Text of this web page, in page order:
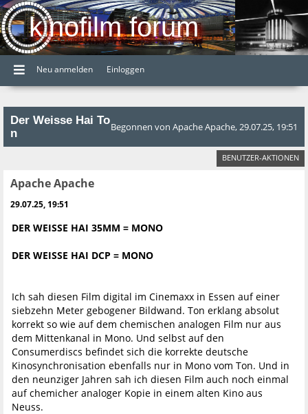
kinofilm forum
Neu anmelden Einloggen
Der Weisse Hai To
n
Begonnen von Apache Apache, 29.07.25, 19:51
BENUTZER-AKTIONEN
Apache Apache
29.07.25, 19:51
DER WEISSE HAI 35MM = MONO
DER WEISSE HAI DCP = MONO
Ich sah diesen Film digital im Cinemaxx in Essen auf einer
siebzehn Meter gebogener Bildwand. Ton erklang absolut
korrekt so wie auf dem chemischen analogen Film nur aus
dem Mittenkanal in Mono. Und selbst auf den
Consumerdiscs befindet sich die korrekte deutsche
Kinosynchronisation ebenfalls nur in Mono vom Ton. Und in
den neunziger Jahren sah ich diesen Film auch noch einmal
auf chemicher analoger Kopie in einem alten Kino aus
Neuss.